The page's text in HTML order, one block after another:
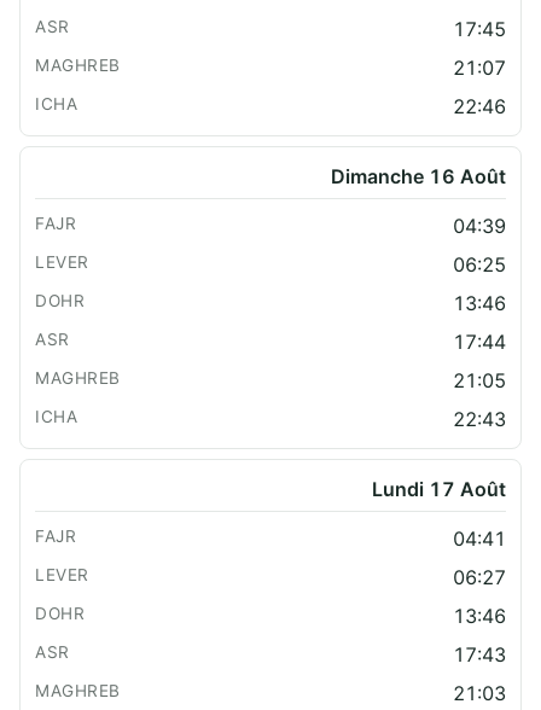
17:45
21:07
22:46
Dimanche 16 Août
04:39
06:25
13:46
17:44
21:05
22:43
Lundi 17 Août
04:41
06:27
13:46
17:43
21:03